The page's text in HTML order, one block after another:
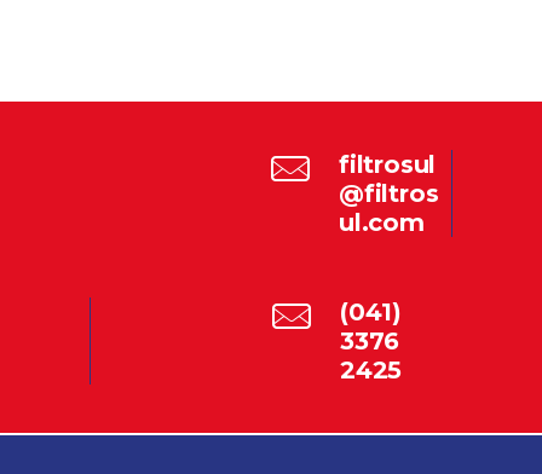
filtrosul
@filtros
ul.com
(041)
3376
2425